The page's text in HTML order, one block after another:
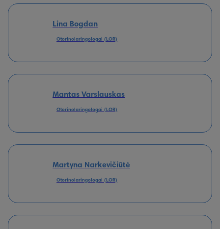
Lina Bogdan
Otorinolaringologai (LOR)
Mantas Varslauskas
Otorinolaringologai (LOR)
Martyna Narkevičiūtė
Otorinolaringologai (LOR)